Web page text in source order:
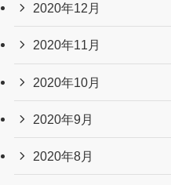
2020年12月
2020年11月
2020年10月
2020年9月
2020年8月